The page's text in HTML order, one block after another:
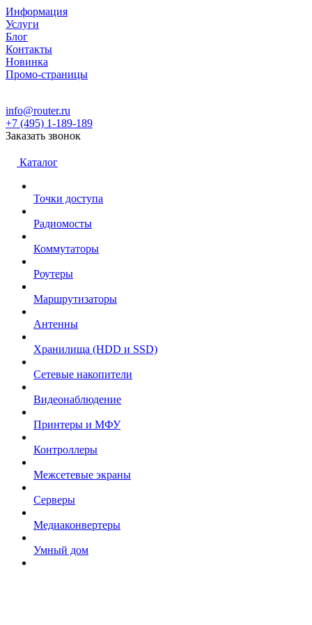
Информация
Услуги
Блог
Контакты
Новинка
Промо-страницы
info@router.ru
+7 (495) 1-189-189
Заказать звонок
Каталог
Точки доступа
Радиомосты
Коммутаторы
Роутеры
Маршрутизаторы
Антенны
Хранилища (HDD и SSD)
Сетевые накопители
Видеонаблюдение
Принтеры и МФУ
Контроллеры
Межсетевые экраны
Серверы
Медиаконвертеры
Умный дом